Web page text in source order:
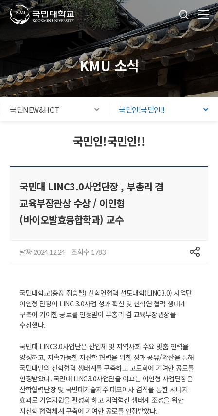
주메뉴 바로가기
본문내용 바로가기
푸터 바로가기
국민대학교
KMU 소식
국민NEW&HOT 국민인!국민인!!
국민인!국민인!!
국민대 LINC3.0사업단장 , 부총리 겸
교육부장관상 수상 / 이인형
(바이오발효융합학과) 교수
날짜 2024.12.24 조회수 1783 공유
국민대학교(총장 정승렬) 산학연협력 선도대학(LINC3.0) 사업단
이인형 단장이 LINC 3.0사업 성과 확산 및 산학연 협력 생태계
구축에 기여한 공로를 인정받아 부총리 겸 교육부장관상을
수상했다.
국민대 LINC3.0사업단은 산업체 및 지역사회 수요 맞춤 인력을
양성하고, 지속가능한 지산학 협력을 위한 성과 공유/확산을 통해
국민대만의 산학협력 생태계를 구축하고 고도화에 기여한 공로를
인정받았다. 국민대 LINC3.0사업단을 이끄는 이인형 사업단장은
산학협력단장 및 국민대기술지주 대표이사 겸직을 통한 시너지
효과로 기업지원을 활성화 하고 지역혁신 생태계 조성을 위한
지산학 협력체계 구축에 기여한 공로를 인정받았다.